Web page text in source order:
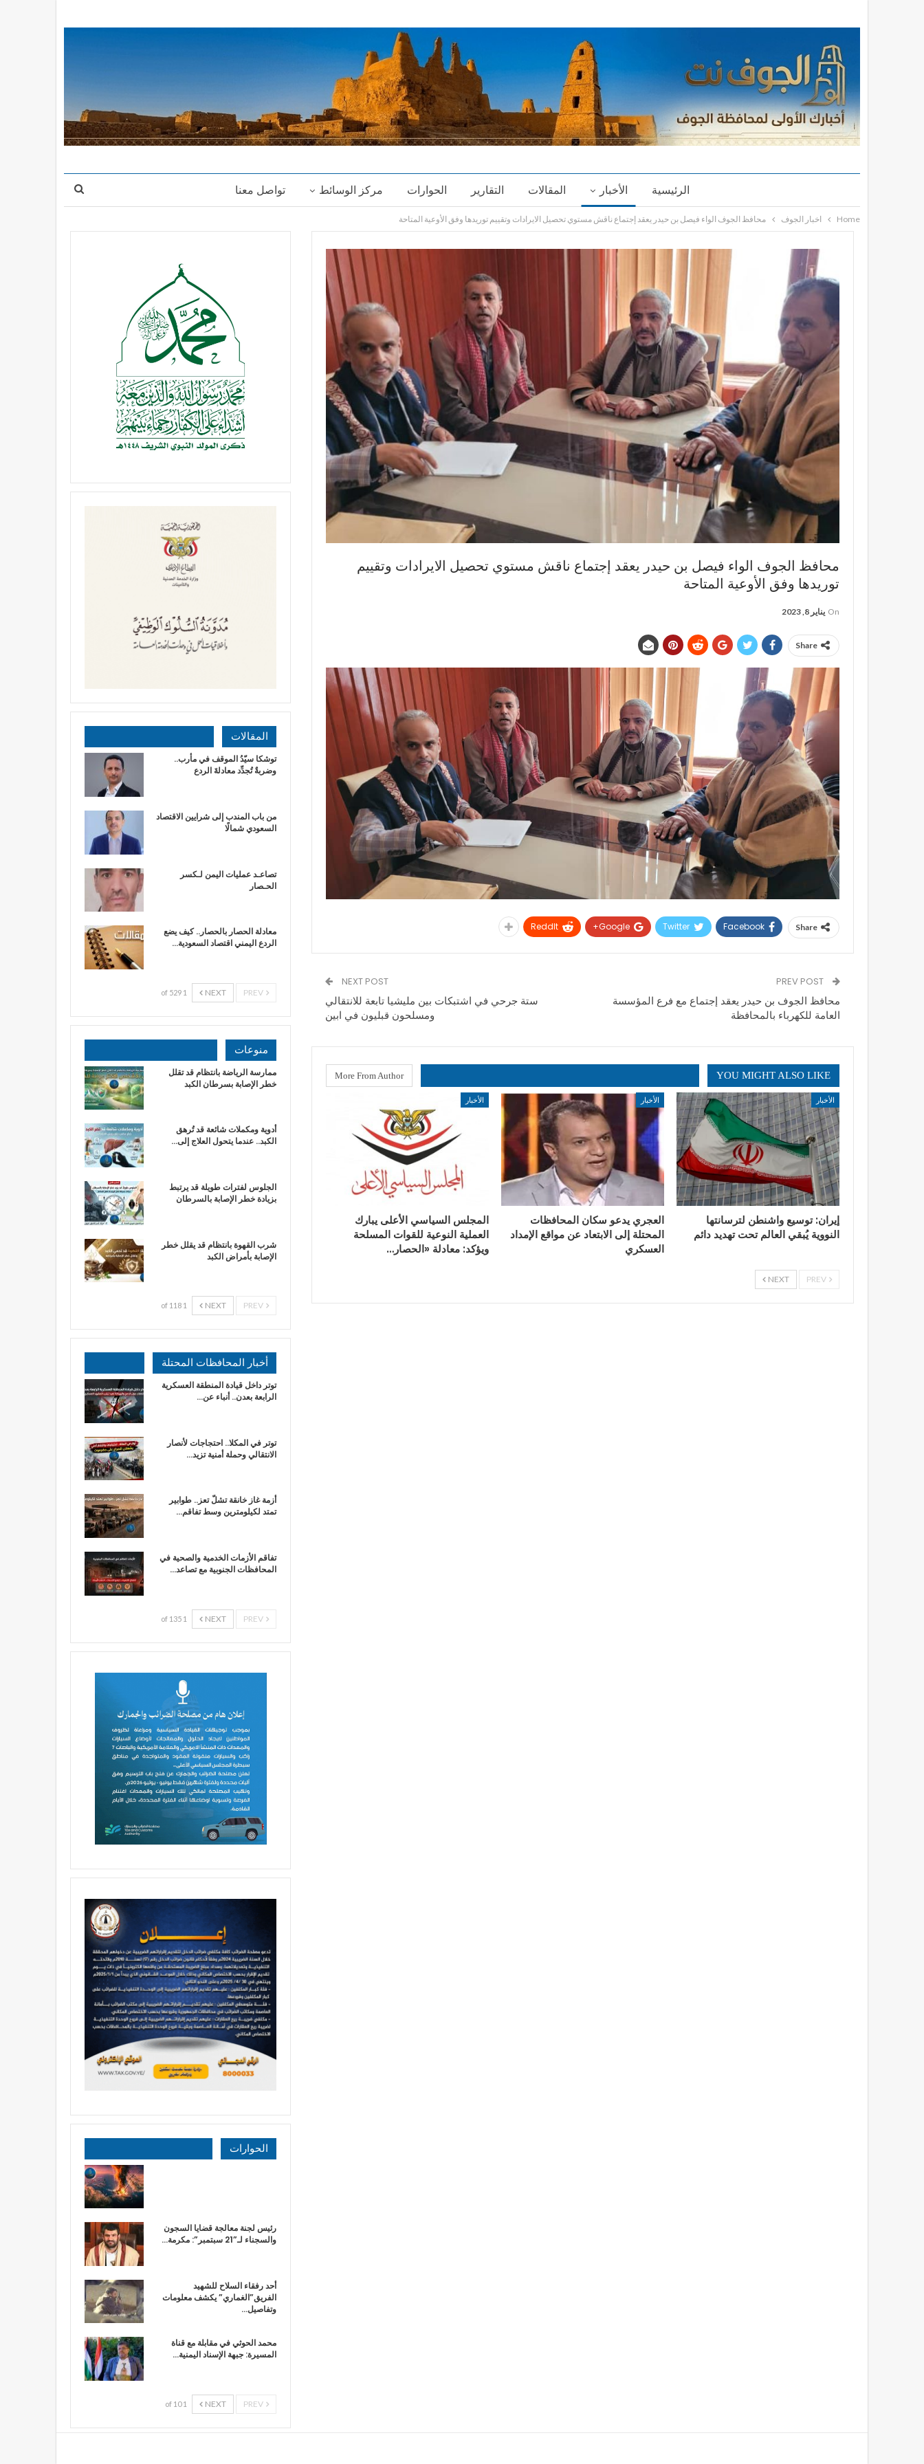
الرئيسية الأخبار المقالات التقارير الحوارات مركز الوسائط تواصل معنا
Home اخبار الجوف محافظ الجوف الواء فيصل بن حيدر يعقد إجتماع ناقش مستوي تحصيل الايرادات وتقييم توريدها وفق الأوعية المتاحة
محافظ الجوف الواء فيصل بن حيدر يعقد إجتماع ناقش مستوي تحصيل الايرادات وتقييم
توريدها وفق الأوعية المتاحة
On يناير 8, 2023
Share
Share
Facebook
Twitter
Google+
ReddIt
محافظ الجوف بن حيدر يعقد إجتماع مع فرع المؤسسة
العامة للكهرباء بالمحافظة
NEXT POST
ستة جرحي في اشتبكات بين مليشيا تابعة للانتقالي
ومسلحون قبليون في ابين
YOU MIGHT ALSO LIKE
More From Author
الأخبار
إيران: توسيع واشنطن لترسانتها
النووية يُبقي العالم تحت تهديد دائم
الأخبار
العجري يدعو سكان المحافظات
المحتلة إلى الابتعاد عن مواقع الإمداد
العسكري
الأخبار
المجلس السياسي الأعلى يبارك
العملية النوعية للقوات المسلحة
ويؤكد: معادلة «الحصار…
NEXT
المقالات
توشكا سيّدُ الموقف في مأرب..
وضربةٌ تُجدِّد معادلةَ الردع
من باب المندب إلى شرايين الاقتصاد
السعودي شمالًا
تصاعـد عمليات اليمن لـكسر
الحـصار
معادلة الحصار بالحصار.. كيف يضع
الردع اليمني اقتصاد السعودية…
NEXT
1 of 529
منوعات
ممارسة الرياضة بانتظام قد تقلل
خطر الإصابة بسرطان الكبد
أدوية ومكملات شائعة قد تُرهق
الكبد.. عندما يتحول العلاج إلى…
الجلوس لفترات طويلة قد يرتبط
بزيادة خطر الإصابة بالسرطان
شرب القهوة بانتظام قد يقلل خطر
الإصابة بأمراض الكبد
NEXT
1 of 118
أخبار المحافظات المحتلة
توتر داخل قيادة المنطقة العسكرية
الرابعة بعدن.. أنباء عن…
توتر في المكلا.. احتجاجات لأنصار
الانتقالي وحملة أمنية تزيد…
أزمة غاز خانقة تشلّ تعز.. طوابير
تمتد لكيلومترين وسط تفاقم…
تفاقم الأزمات الخدمية والصحية في
المحافظات الجنوبية مع تصاعد…
NEXT
1 of 135
الحوارات
رئيس لجنة معالجة قضايا السجون
والسجناء لـ”21 سبتمبر”: مكرمة…
أحد رفقاء السلاح للشهيد
الفريق”الغماري” يكشف معلومات
وتفاصيل…
محمد الحوثي في مقابلة مع قناة
المسيرة: جبهة الإسناد اليمنية…
NEXT
1 of 10